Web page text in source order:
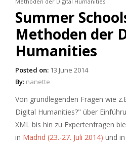
Summer
Methoden der
Humanities
Posted on: 13 June 2014
By: nanette
Von grundlegenden Fragen wie
Digital Humanities?" über
XML bis hin zu Expertenfragen
in Madrid (23.-27. Juli 2014) und in